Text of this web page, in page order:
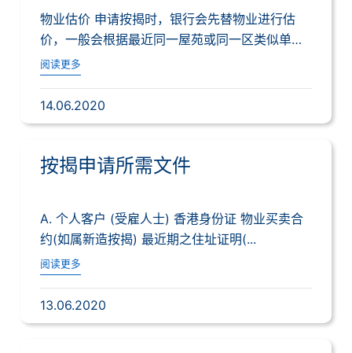
物业估价 申请按揭时，银行会先替物业进行估
价，一般会根据最近同一屋苑或同一区类似单位
的成交...
阅读更多
14.06.2020
按揭申请所需文件
A. 个人客户 (受雇人士) 香港身份证 物业买卖合
约(如属新造按揭) 最近期之住址证明(...
阅读更多
13.06.2020